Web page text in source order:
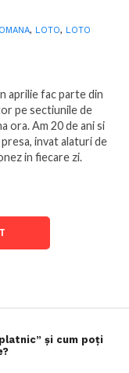
, LOTO, LOTO
aprilie fac parte din
pe sectiunile de
ora. Am 20 de ani si
invat alaturi de
in fiecare zi.
și cum poți